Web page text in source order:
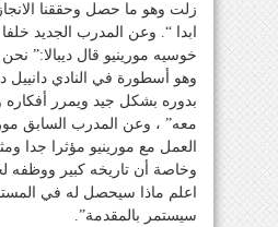
زلت وهو ما حصل وحققنا
ابدا “. وعن المدرب الجديد
خوسيه مورينيو قال ديبالا:”
وهو أسطورة في النادي
بدوره بشكل جيد ويمرر أفكاره
معه” ، وعن المدرب السابق
العمل مع مورينيو مؤثرا جدا
وخاصة أن تاريخه كبير ووظفه
اعلم ماذا سيحصل له في
سيستمر بالمقدمة”.